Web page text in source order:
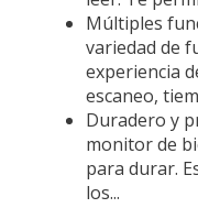
Múltiples
variedad de
experiencia
escaneo,
Duradero y
monitor de
para durar.
los...